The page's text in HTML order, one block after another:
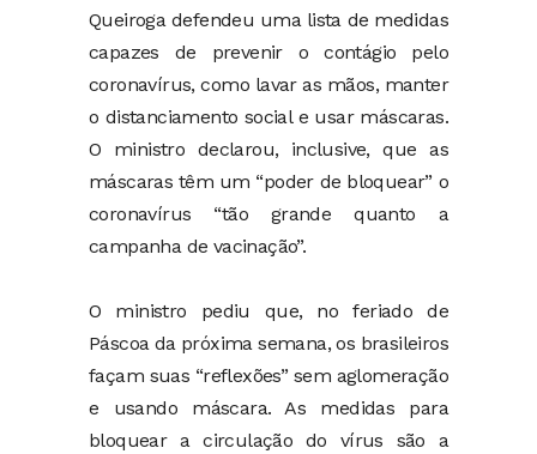
Queiroga defendeu uma lista de medidas
capazes de prevenir o contágio pelo
coronavírus, como lavar as mãos, manter
o distanciamento social e usar máscaras.
O ministro declarou, inclusive, que as
máscaras têm um “poder de bloquear” o
coronavírus “tão grande quanto a
campanha de vacinação”.
O ministro pediu que, no feriado de
Páscoa da próxima semana, os brasileiros
façam suas “reflexões” sem aglomeração
e usando máscara. As medidas para
bloquear a circulação do vírus são a